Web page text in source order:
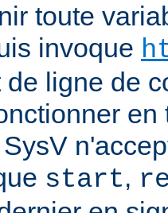
toute
invoque
ligne de
en
start,